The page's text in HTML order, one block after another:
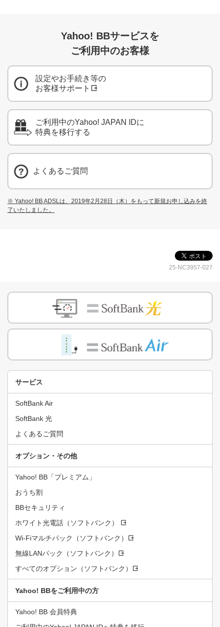
Yahoo! BBサービスを
ご利用中のお客様
設定やお手続き等の
お客様サポート
ご利用中のYahoo! JAPAN IDに
特典を移行する
よくあるご質問
※ Yahoo! BB ADSLは、2019年2月28日（木）をもって新規お申し込みを終
了いたしました。
25-NC3957-027
サービス
SoftBank Air
SoftBank 光
よくあるご質問
オプション・その他
Yahoo! BB「プレミアム」
おうち割
BBセキュリティ
ホワイト光電話（ソフトバンク）
Wi-Fiマルチパック（ソフトバンク）
無線LANパック（ソフトバンク）
すべてのオプション（ソフトバンク）
Yahoo! BBをご利用中の方
Yahoo! BB 会員特典